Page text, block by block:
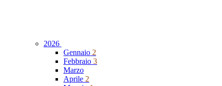
2026
Gennaio 2
Febbraio 3
Marzo
Aprile 2